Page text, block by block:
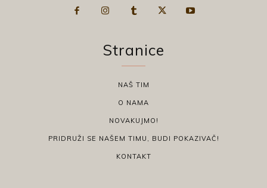
Stranice
NAŠ TIM
O NAMA
NOVAKUJMO!
PRIDRUŽI SE NAŠEM TIMU, BUDI POKAZIVAČ!
KONTAKT